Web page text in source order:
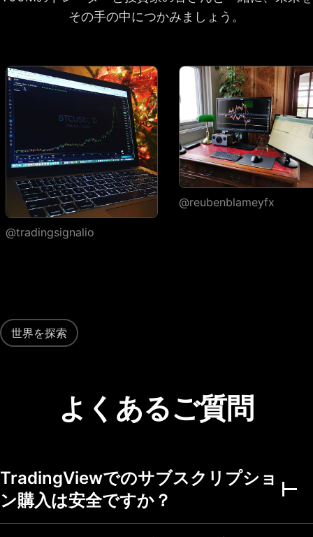
ト
ヒストリカルバーの
クごとの実行
ウォッチリスト
ウォッチリストの数 1
ウォッチリストごと
のシンボル
30 1,000 1,000
フラグシンボルの色
インポート・エクス
ポートフォリオ
50
ポートフォリオごと
稼働中の価格アラー
ト
3
稼働中のテクニカル
その手の中につかみましょう。
@tradingsignalio
@reubenblameyfx
世界を探索
よくあるご質問
TradingViewでのサブスクリプショ
ン購入は安全ですか？